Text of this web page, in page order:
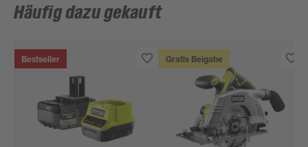
Häufig dazu gekauft
Bestseller Gratis Beigabe